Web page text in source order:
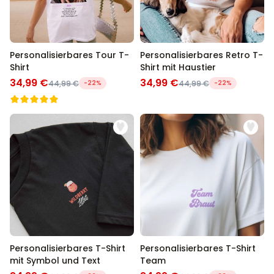
Personalisierbares Tour T-
Shirt
34,99 €44,99 € -22%
Personalisierbares Retro T-
Shirt mit Haustier
34,99 €44,99 € -22%
Personalisierbares T-Shirt
mit Symbol und Text
Personalisierbares T-Shirt
Team